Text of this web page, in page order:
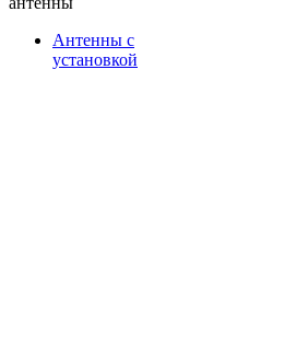
Антенны с
установкой